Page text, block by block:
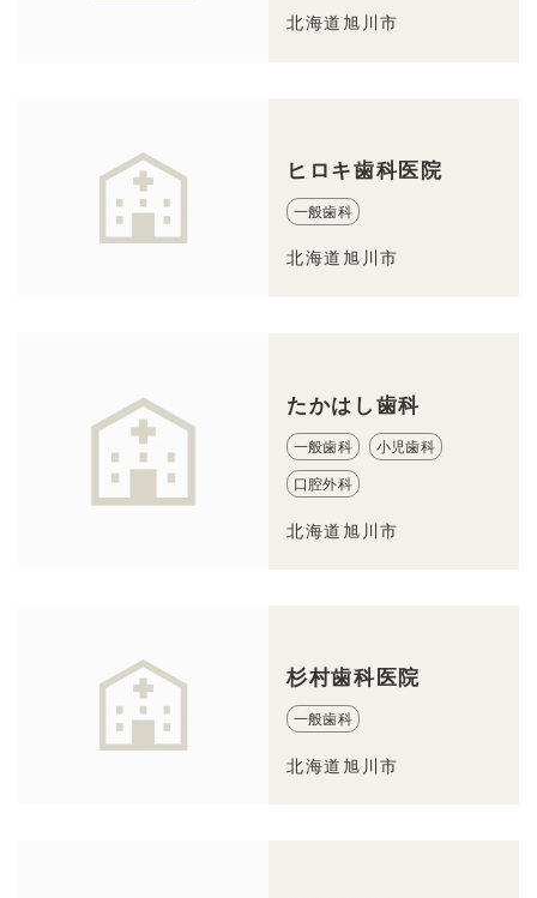
北海道旭川市
ヒロキ歯科医院
一般歯科
北海道旭川市
たかはし歯科
一般歯科 小児歯科
口腔外科
北海道旭川市
杉村歯科医院
一般歯科
北海道旭川市